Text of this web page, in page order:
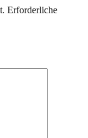
Erforderliche